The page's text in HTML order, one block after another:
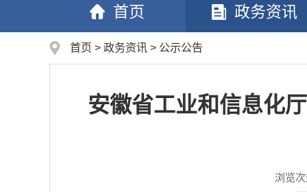
首页 政务资讯
首页 > 政务资讯 > 公示公告
安徽省工业和信息化
浏览